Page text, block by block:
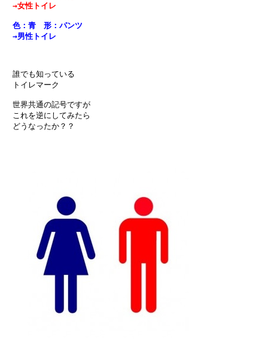
→女性トイレ
色：青　形：パンツ
→男性トイレ
誰でも知っている
トイレマーク
世界共通の記号ですが
これを逆にしてみたら
どうなったか？？